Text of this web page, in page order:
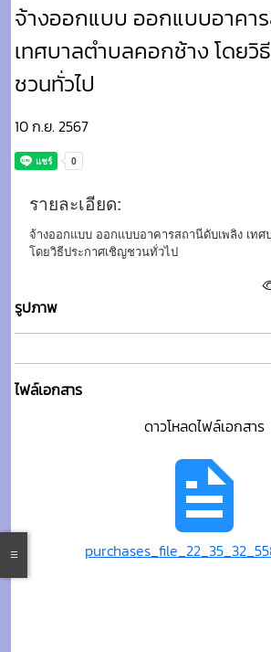
จ้างออกแบบ ออกแบบอาคา
เทศบาลตำบลคอกช้าง โดยวิ
ชวนทั่วไป
10 ก.ย. 2567
รายละเอียด:
จ้างออกแบบ ออกแบบอาคารสถานีดับเพลิง เท
โดยวิธีประกาศเชิญชวนทั่วไป
รูปภาพ
ไฟล์เอกสาร
ดาวโหลดไฟล์เอกสาร